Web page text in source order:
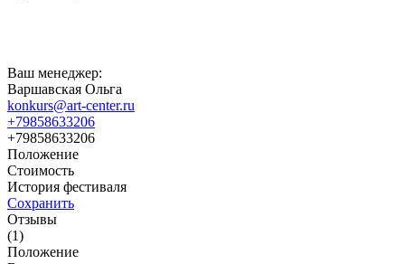
Ваш менеджер:
Варшавская Ольга
konkurs@art-center.ru
+79858633206
+79858633206
Положение
Стоимость
История фестиваля
Сохранить
Отзывы
(1)
Положение